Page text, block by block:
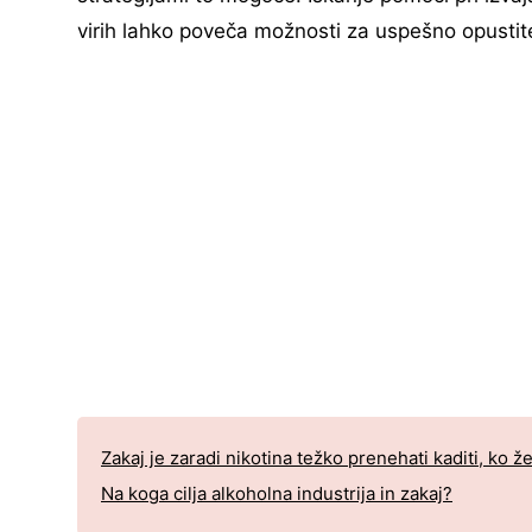
virih lahko poveča možnosti za uspešno
Zakaj je zaradi nikotina težko prenehati kaditi, ko
Na koga cilja alkoholna industrija in zakaj?